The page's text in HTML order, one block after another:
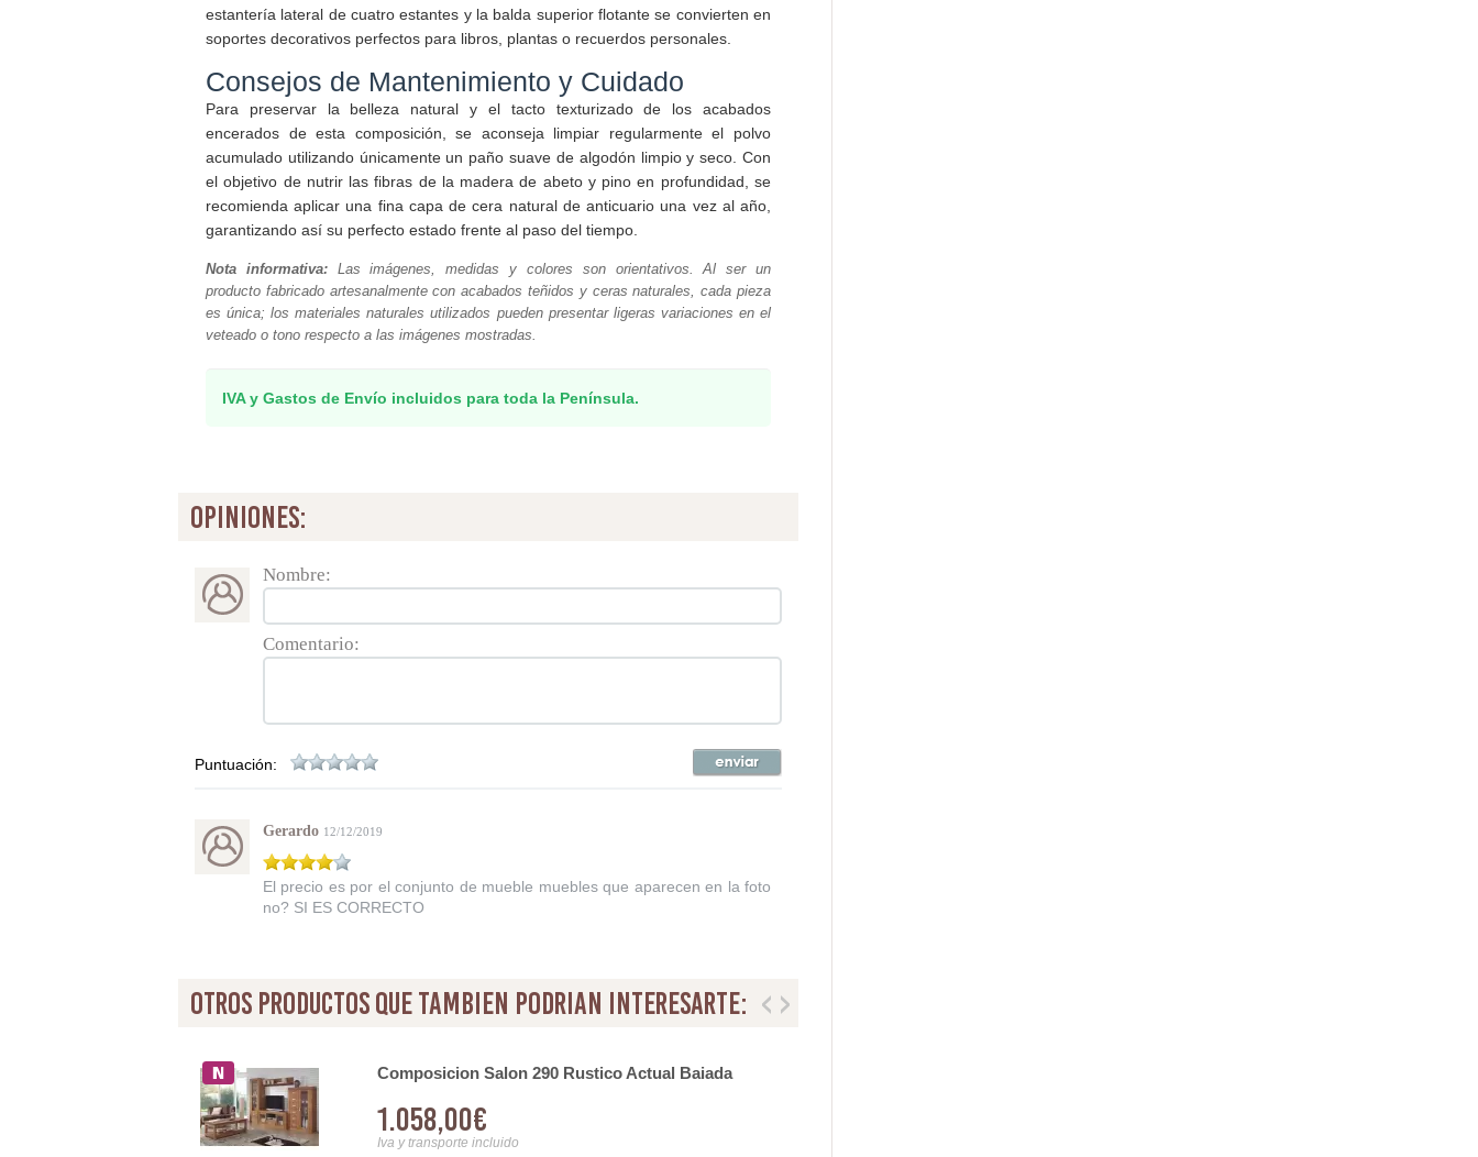
estantería lateral de cuatro estantes y la balda superior flotante se convierten en
soportes decorativos perfectos para libros, plantas o recuerdos personales.
Consejos de Mantenimiento y Cuidado
Para preservar la belleza natural y el tacto texturizado de los acabados
encerados de esta composición, se aconseja limpiar regularmente el polvo
acumulado utilizando únicamente un paño suave de algodón limpio y seco. Con
el objetivo de nutrir las fibras de la madera de abeto y pino en profundidad, se
recomienda aplicar una fina capa de cera natural de anticuario una vez al año,
garantizando así su perfecto estado frente al paso del tiempo.
Nota informativa:Las imágenes, medidas y colores son orientativos. Al ser un
producto fabricado artesanalmente con acabados teñidos y ceras naturales, cada pieza
es única; los materiales naturales utilizados pueden presentar ligeras variaciones en el
veteado o tono respecto a las imágenes mostradas.
IVA y Gastos de Envío incluidos para toda la Península.
opiniones:
Nombre:
Comentario:
Puntuación:
Gerardo 12/12/2019
El precio es por el conjunto de mueble muebles que aparecen en la foto
no? SI ES CORRECTO
otros productos que tambien podrian interesarte:
Composicion Salon 290 Rustico Actual Baiada
1.058,00€
Iva y transporte incluido